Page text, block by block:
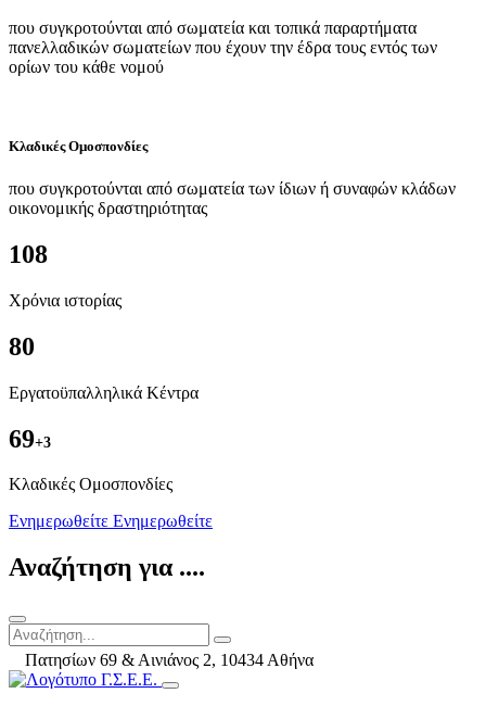
που συγκροτούνται από σωματεία και τοπικά παραρτήματα
πανελλαδικών σωματείων που έχουν την έδρα τους εντός των
ορίων του κάθε νομού
Κλαδικές Ομοσπονδίες
που συγκροτούνται από σωματεία των ίδιων ή συναφών κλάδων
οικονομικής δραστηριότητας
108
Χρόνια ιστορίας
80
Εργατοϋπαλληλικά Κέντρα
69+3
Kλαδικές Ομοσπονδίες
Ενημερωθείτε Ενημερωθείτε
Αναζήτηση για ....
Πατησίων 69 & Αινιάνος 2, 10434 Αθήνα